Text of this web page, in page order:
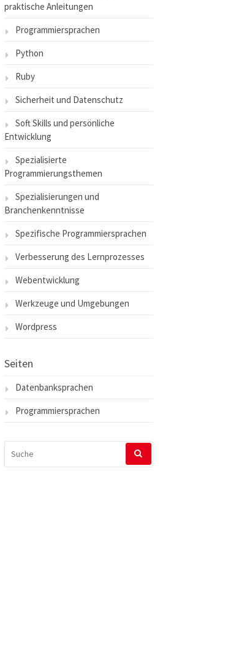
praktische Anleitungen
Programmiersprachen
Python
Ruby
Sicherheit und Datenschutz
Soft Skills und persönliche
Entwicklung
Spezialisierte
Programmierungsthemen
Spezialisierungen und
Branchenkenntnisse
Spezifische Programmiersprachen
Verbesserung des Lernprozesses
Webentwicklung
Werkzeuge und Umgebungen
Wordpress
Seiten
Datenbanksprachen
Programmiersprachen
NACH: